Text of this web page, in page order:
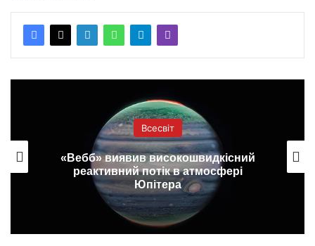
Всесвіт
«Вебб» виявив високошвидкісний
реактивний потік в атмосфері
Юпітера